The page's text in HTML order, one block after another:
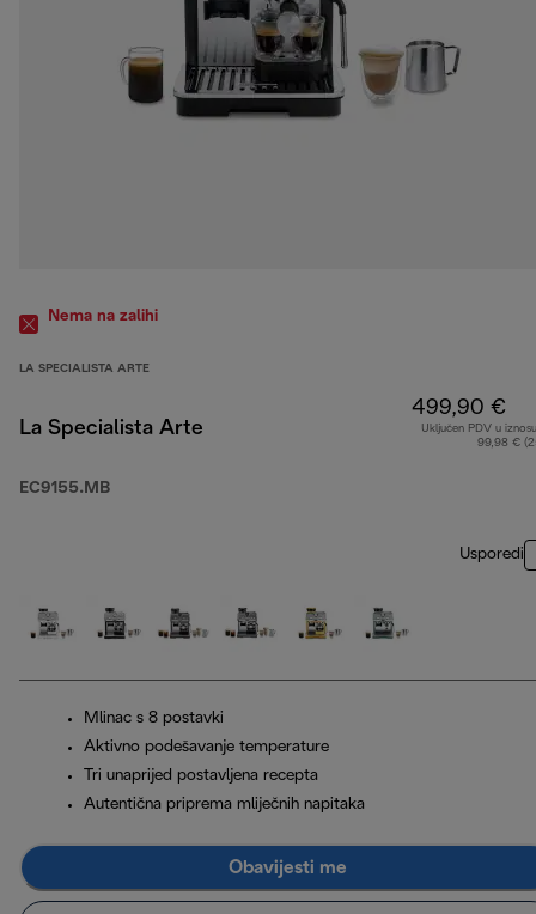
Nema na zalihi
LA SPECIALISTA ARTE
La Specialista Arte
EC9155.MB
499,90 €
Uključen PDV u
99,98 €
Usporedi
Mlinac s 8 postavki
Aktivno podešavanje temperature
Tri unaprijed postavljena recepta
Autentična priprema mliječnih napitaka
Obavijesti me